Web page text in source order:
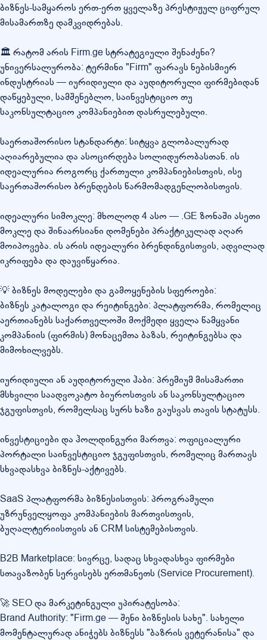
ბიზნეს-სამყაროს ერთ-ერთ ყველაზე პრესტიჟულ ციფრულ
მისამართზე დამკვიდრებას.
🏛️ რატომ არის Firm.ge სტრატეგიული შენაძენი?
უნივერსალურობა: ტერმინი "Firm" ფარავს ნებისმიერ
ინდუსტრიას — იურიდიული და აუდიტორული ფირმებიდან
დაწყებული, სამშენებლო, საინვესტიციო თუ
საკონსულტაციო კომპანიებით დასრულებული.
საერთაშორისო სტანდარტი: სიტყვა გლობალურად
აღიარებულია და ასოცირდება სოლიდურობასთან. ის
იდეალურია როგორც ქართული კომპანიებისთვის, ისე
საერთაშორისო ბრენდების წარმომადგენლობისთვის.
იდეალური სიმოკლე: მხოლოდ 4 ასო — .GE ზონაში ასეთი
მოკლე და შინაარსიანი დომენები პრაქტიკულად აღარ
მოიპოვება. ის არის იდეალური ბრენდინგისთვის, ადვილად
იკრიფება და დაუვიწყარია.
💡 ბიზნეს მოდელები და გამოყენების სფეროები:
ბიზნეს კატალოგი და რეიტინგები: პლატფორმა, რომელიც
აერთიანებს საქართველოში მოქმედი ყველა წამყვანი
კომპანიის (ფირმის) მონაცემთა ბაზას, რეიტინგებსა და
მიმოხილვებს.
იურიდიული ან აუდიტორული ჰაბი: პრემიუმ მისამართი
მსხვილი საადვოკატო ბიუროსთვის ან საკონსულტაციო
ჯგუფისთვის, რომელსაც სურს ხაზი გაუსვას თავის სტატუსს.
ინვესტიციები და ჰოლდინგური მართვა: ოფიციალური
პორტალი საინვესტიციო ჯგუფისთვის, რომელიც მართავს
სხვადასხვა ბიზნეს-აქტივებს.
SaaS პლატფორმა ბიზნესისთვის: პროგრამული
უზრუნველყოფა კომპანიების მართვისთვის,
ბუღალტერიისთვის ან CRM სისტემებისთვის.
B2B Marketplace: სივრცე, სადაც სხვადასხვა ფირმები
სთავაზობენ სერვისებს ერთმანეთს (Service Procurement).
🚀 SEO და მარკეტინგული უპირატესობა:
Brand Authority: "Firm.ge — შენი ბიზნესის სახე". სახელი
მომენტალურად ანიჭებს ბიზნესს "ბაზრის ვეტერანისა" და